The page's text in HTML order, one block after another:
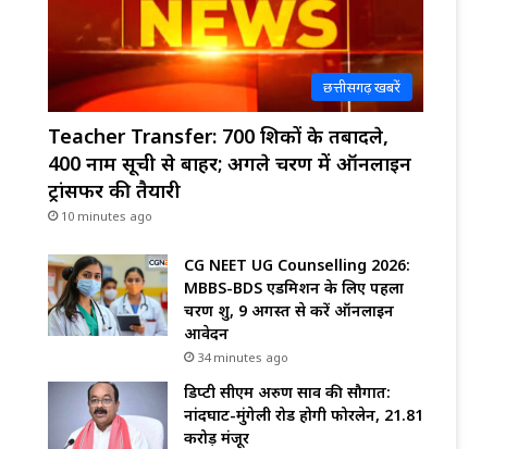
छत्तीसगढ़ खबरें
Teacher Transfer: 700 शिक्षकों के तबादले,
400 नाम सूची से बाहर; अगले चरण में ऑनलाइन
ट्रांसफर की तैयारी
10 minutes ago
CG NEET UG Counselling 2026:
MBBS-BDS एडमिशन के लिए पहला
चरण शुरू, 9 अगस्त से करें ऑनलाइन
आवेदन
34 minutes ago
डिप्टी सीएम अरुण साव की सौगात:
नांदघाट-मुंगेली रोड होगी फोरलेन, ₹21.81
करोड़ मंजूर